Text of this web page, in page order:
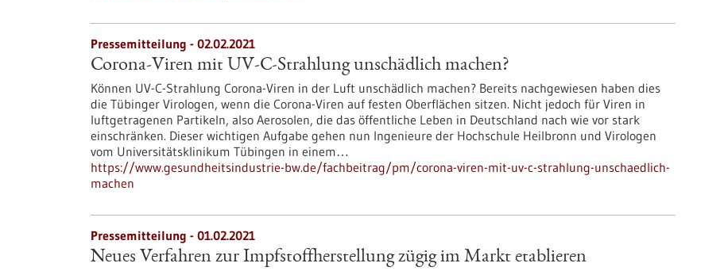
Pressemitteilung - 02.02.2021
Corona-Viren mit UV-C-Strahlung unschädlich machen?
Können UV-C-Strahlung Corona-Viren in der Luft unschädlich machen? Bereits nachgewiesen haben dies
die Tübinger Virologen, wenn die Corona-Viren auf festen Oberflächen sitzen. Nicht jedoch für Viren in
luftgetragenen Partikeln, also Aerosolen, die das öffentliche Leben in Deutschland nach wie vor stark
einschränken. Dieser wichtigen Aufgabe gehen nun Ingenieure der Hochschule Heilbronn und Virologen
vom Universitätsklinikum Tübingen in einem…
https://www.gesundheitsindustrie-bw.de/fachbeitrag/pm/corona-viren-mit-uv-c-strahlung-unschaedlich-
machen
Pressemitteilung - 01.02.2021
Neues Verfahren zur Impfstoffherstellung zügig im Markt etablieren